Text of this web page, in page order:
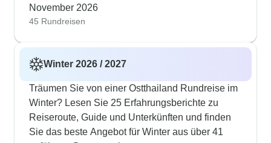
November 2026
45 Rundreisen
Winter 2026 / 2027
Träumen Sie von einer Ostthailand Rundreise im
Winter? Lesen Sie 25 Erfahrungsberichte zu
Reiseroute, Guide und Unterkünften und finden
Sie das beste Angebot für Winter aus über 41